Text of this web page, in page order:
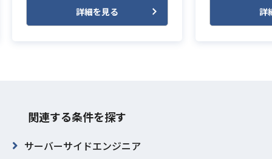
詳細を見る 詳
関連する条件を探す
サーバーサイドエンジニア